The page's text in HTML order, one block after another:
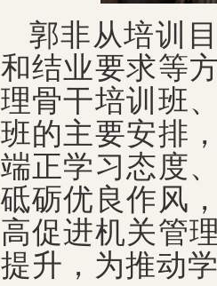
郭非从培训
和结业要求等
理骨干培训班
班的主要安排
端正学习态度
砥砺优良作风
高促进机关管
提升，为推动